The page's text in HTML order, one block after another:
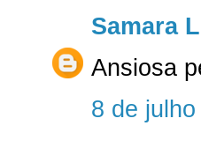
Samara
Ansiosa
8 de